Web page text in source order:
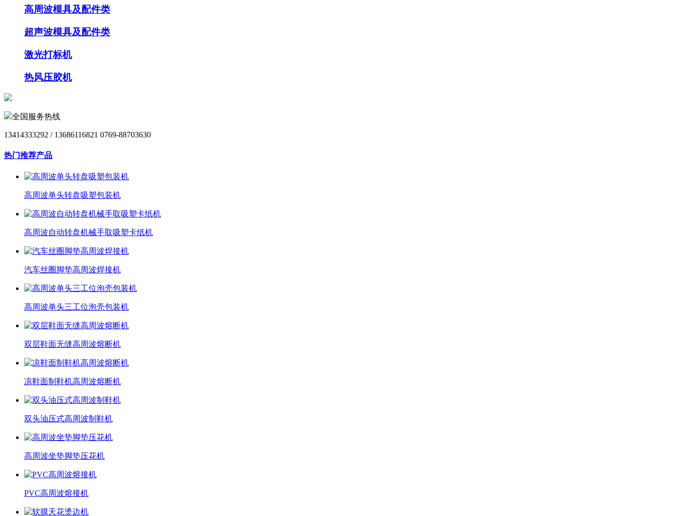
高周波模具及配件类
超声波模具及配件类
激光打标机
热风压胶机
全国服务热线
13414333292 / 13686116821 0769-88703630
热门推荐产品
高周波单头转盘吸塑包装机
高周波自动转盘机械手取吸塑卡纸机
汽车丝圈脚垫高周波焊接机
高周波单头三工位泡壳包装机
双层鞋面无缝高周波熔断机
凉鞋面制鞋机高周波熔断机
双头油压式高周波制鞋机
高周波坐垫脚垫压花机
PVC高周波熔接机